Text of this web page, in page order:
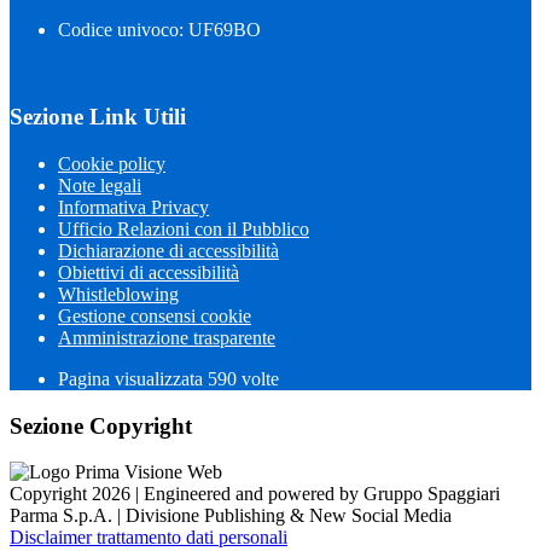
Codice univoco: UF69BO
Sezione Link Utili
Cookie policy
Note legali
Informativa Privacy
Ufficio Relazioni con il Pubblico
Dichiarazione di accessibilità
Obiettivi di accessibilità
Whistleblowing
Gestione consensi cookie
Amministrazione trasparente
Pagina visualizzata 590 volte
Sezione Copyright
Copyright 2026 | Engineered and powered by Gruppo Spaggiari
Parma S.p.A. | Divisione Publishing & New Social Media
Disclaimer trattamento dati personali